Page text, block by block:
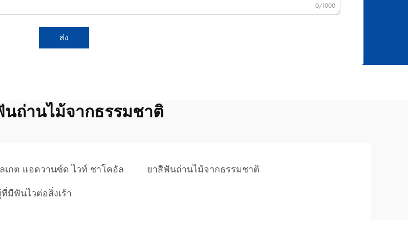
0/1000
ส่ง
ถ่านไม้จากธรรมชาติ
เกต แอดวานซ์ด ไวท์ ชาโคอัล
ยาสีฟันถ่านไม้จากธรรมชาติ
มีฟันไวต่อสิ่งเร้า